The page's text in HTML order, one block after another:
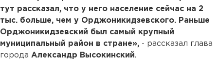
тут рассказал, что у него население сейчас на 2
тыс. больше, чем у Орджоникидзевского. Раньше
Орджоникидзевский был самый крупный
муниципальный район в стране», - рассказал глава
города Александр Высокинский.